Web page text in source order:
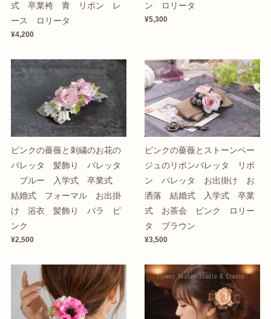
式 卒業袴 青 リボン レ
ース ロリータ
¥4,200
ン ロリータ
¥5,300
ピンクの薔薇と刺繍のお花の
バレッタ 髪飾り バレッタ
ブルー 入学式 卒業式
結婚式 フォーマル お出掛
け 浴衣 髪飾り バラ ピ
ンク
¥2,500
ピンクの薔薇とストーンベー
ジュのリボンバレッタ リボ
ン バレッタ お出掛け お
洒落 結婚式 入学式 卒業
式 お茶会 ピンク ロリー
タ ブラウン
¥3,500